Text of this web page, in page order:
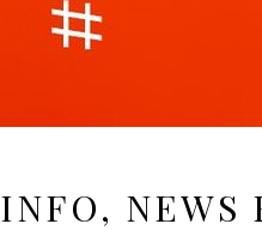
INFO, NEWS